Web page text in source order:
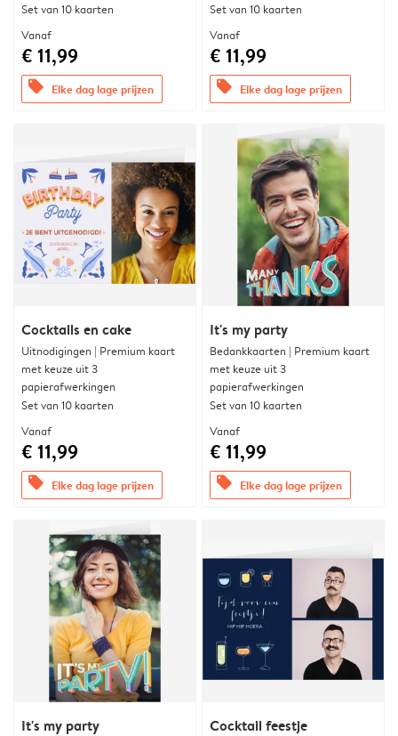
Set van 10 kaarten
Vanaf
€ 11,99
offers Elke dag lage prijzen
Set van 10 kaarten
Vanaf
€ 11,99
offers Elke dag lage prijzen
Cocktails en cake
Uitnodigingen | Premium kaart
met keuze uit 3
papierafwerkingen
Set van 10 kaarten
Vanaf
€ 11,99
offers Elke dag lage prijzen
It's my party
Bedankkaarten | Premium kaart
met keuze uit 3
papierafwerkingen
Set van 10 kaarten
Vanaf
€ 11,99
offers Elke dag lage prijzen
It's my party Cocktail feestje